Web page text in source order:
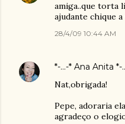
amiga..que torta
ajudante chique a
28/4/09 10:44 AM
*-...-* Ana Anita *-
Nat,obrigada!
Pepe, adoraria
agradeço o